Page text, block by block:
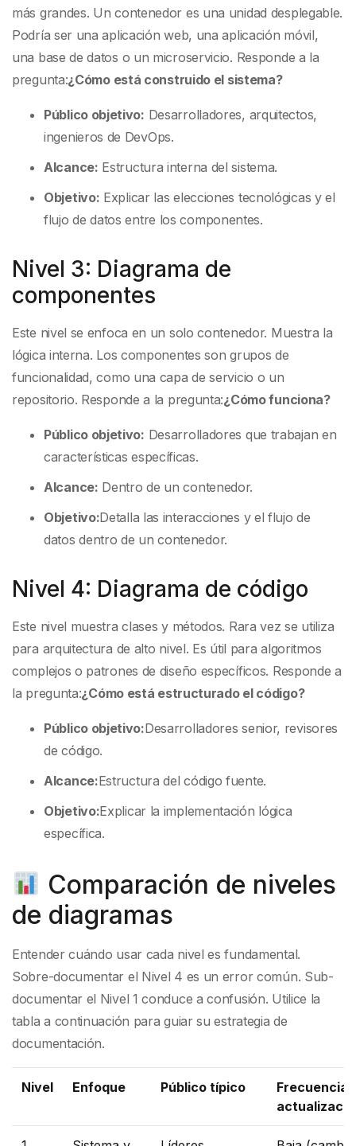
más grandes. Un contenedor es una unidad desplegable.
Podría ser una aplicación web, una aplicación móvil,
una base de datos o un microservicio. Responde a la
pregunta:¿Cómo está construido el sistema?
Público objetivo: Desarrolladores, arquitectos,
ingenieros de DevOps.
Alcance: Estructura interna del sistema.
Objetivo: Explicar las elecciones tecnológicas y el
flujo de datos entre los componentes.
Nivel 3: Diagrama de
componentes
Este nivel se enfoca en un solo contenedor. Muestra la
lógica interna. Los componentes son grupos de
funcionalidad, como una capa de servicio o un
repositorio. Responde a la pregunta:¿Cómo funciona?
Público objetivo: Desarrolladores que trabajan en
características específicas.
Alcance: Dentro de un contenedor.
Objetivo:Detalla las interacciones y el flujo de
datos dentro de un contenedor.
Nivel 4: Diagrama de código
Este nivel muestra clases y métodos. Rara vez se utiliza
para arquitectura de alto nivel. Es útil para algoritmos
complejos o patrones de diseño específicos. Responde a
la pregunta:¿Cómo está estructurado el código?
Público objetivo:Desarrolladores senior, revisores
de código.
Alcance:Estructura del código fuente.
Objetivo:Explicar la implementación lógica
específica.
Comparación de niveles
de diagramas
Entender cuándo usar cada nivel es fundamental.
Sobre-documentar el Nivel 4 es un error común. Sub-
documentar el Nivel 1 conduce a confusión. Utilice la
tabla a continuación para guiar su estrategia de
documentación.
Nivel Enfoque Público típico
Frecuencia